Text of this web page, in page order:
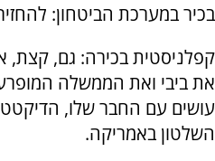
בכיר במערכת הביטחון:
קפלניסטית בכירה: גם, קצת,
את ביבי ואת הממשלה
עושים עם החבר שלו,
השלטון באמריקה.